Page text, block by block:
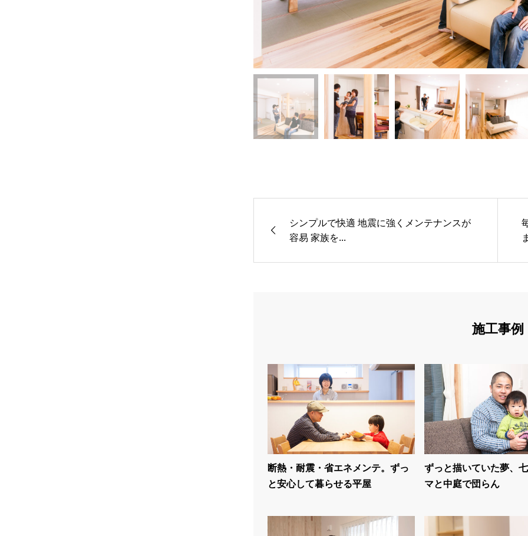
シンプルで快適 地震に強くメンテナンスが
容易 家族を...
施工事例
断熱・耐震・省エネメンテ。ずっ
と安心して暮らせる平屋
ずっと描いていた夢、
マと中庭で団らん